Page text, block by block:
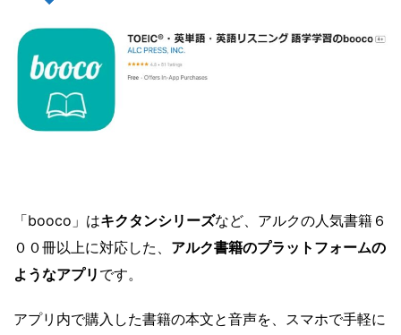
「booco」はキクタンシリーズなど、アルクの人気書籍６
００冊以上に対応した、 アルク書籍のプラットフォームの
ようなアプリ です。
アプリ内で購入した書籍の本文と音声を、スマホで手軽に